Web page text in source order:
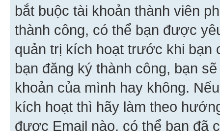
bắt buộc tài khoản thành viên
thành công, có thể bạn được
quản trị kích hoạt trước khi bạn
bạn đăng ký thành công, bạn
khoản của mình hay không.
kích hoạt thì hãy làm theo
được Email nào, có thể bạn đã